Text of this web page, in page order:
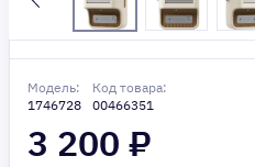
Модель:
1746728
Код товара:
00466351
3 200 ₽